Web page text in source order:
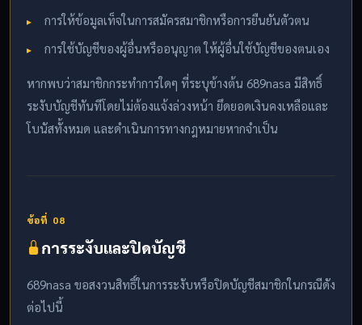
การให้ข้อมูลเท็จในการสมัครสมาชิกหรือการยืนยันตัวตน
การใช้บัญชีของผู้อื่นหรืออนุญาต ให้ผู้อื่นใช้บัญชีของตนเอง
หากพบว่าสมาชิกกระทำการใดๆ ที่ระบุข้างต้น 689nasa มีสิทธิ์
ระงับบัญชีทันทีโดยไม่ต้องแจ้งล่วงหน้า ยึดยอดเงินคงเหลือและ
โบนัสทั้งหมด และดำเนินการทางกฎหมายหากจำเป็น
ข้อที่ 08
การระงับและปิดบัญชี
689nasa ขอสงวนสิทธิ์ในการระงับหรือปิดบัญชีสมาชิกในกรณีดัง
ต่อไปนี้